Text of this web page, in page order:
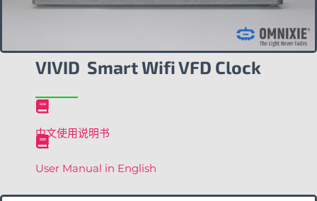
VIVID Smart Wifi VFD Clock
中文使用说明书
User Manual in English